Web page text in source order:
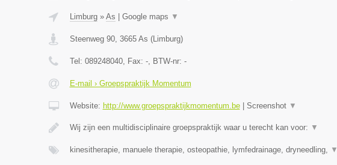
Limburg» As Google maps ▼
Steenweg 90, 3665 As (Limburg)
Tel: 089248040, Fax: -, BTW-nr: -
E-mail › Groepspraktijk Momentum
Website: http://www.groepspraktijkmomentum.be| Screenshot ▼
Wij zijn een multidisciplinaire groepspraktijk waar u terecht kan voor: ▼
kinesitherapie, manuele therapie, osteopathie, lymfedrainage, dryneedling, ▼